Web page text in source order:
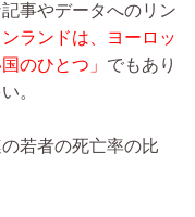
事やデータへのリン
ンランドは、ヨーロッ
のひとつ」 でもあり
。
若者の死亡率の比